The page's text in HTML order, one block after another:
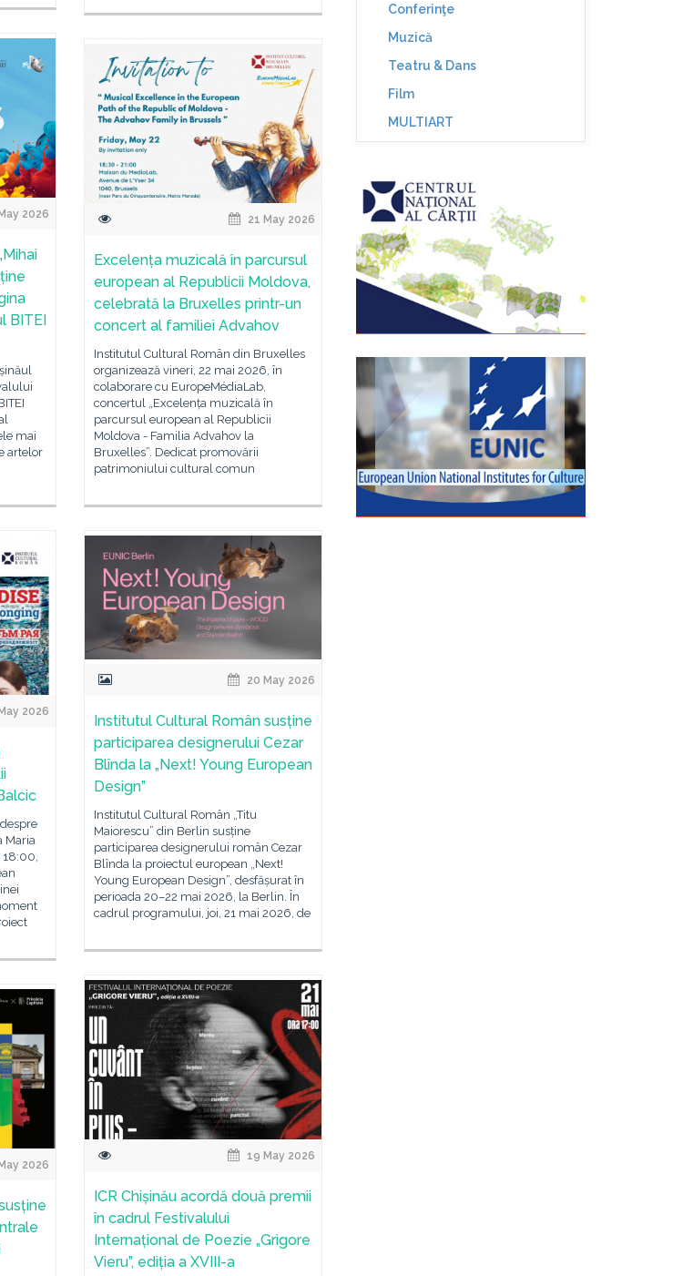
2026
BITEI
mai
artelor
21 May 2026
Excelența muzicală în parcursul
european al Republicii Moldova,
celebrată la Bruxelles printr-un
concert al familiei Advahov
Institutul Cultural Român din Bruxelles
organizează vineri, 22 mai 2026, în
colaborare cu EuropeMédiaLab,
concertul „Excelența muzicală în
parcursul european al Republicii
Moldova - Familia Advahov la
Bruxelles”. Dedicat promovării
patrimoniului cultural comun
2026
Maria
18:00,
20 May 2026
Institutul Cultural Român susține
participarea designerului Cezar
Blînda la „Next! Young European
Design”
Institutul Cultural Român „Titu
Maiorescu” din Berlin susține
participarea designerului român Cezar
Blînda la proiectul european „Next!
Young European Design”, desfășurat în
perioada 20–22 mai 2026, la Berlin. În
cadrul programului, joi, 21 mai 2026, de
19 May 2026
ICR Chișinău acordă două premii
în cadrul Festivalului
Internațional de Poezie „Grigore
Vieru”, ediția a XVIII-a
2026
Conferinţe
Muzică
Teatru & Dans
Film
MULTIART